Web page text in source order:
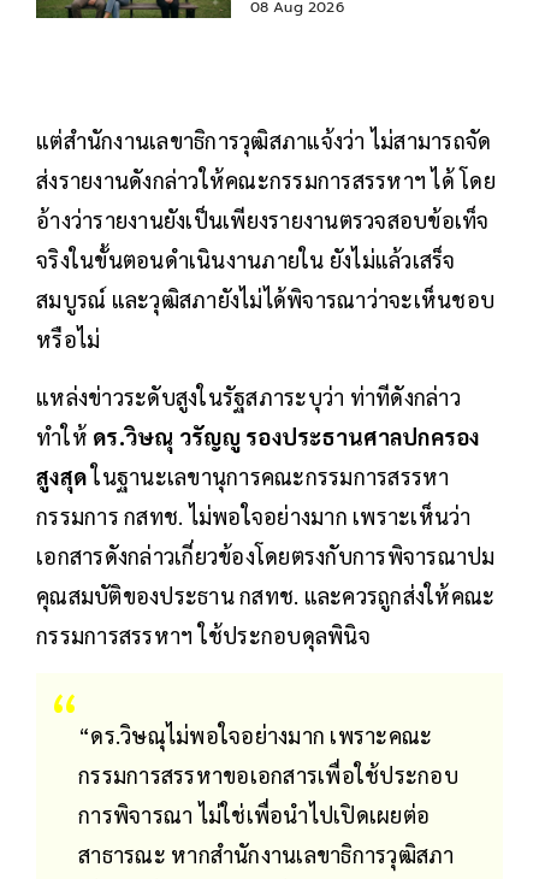
08 Aug 2026
แต่สำนักงานเลขาธิการวุฒิสภาแจ้งว่า ไม่สามารถจัด
ส่งรายงานดังกล่าวให้คณะกรรมการสรรหาฯ ได้ โดย
อ้างว่ารายงานยังเป็นเพียงรายงานตรวจสอบข้อเท็จ
จริงในขั้นตอนดำเนินงานภายใน ยังไม่แล้วเสร็จ
สมบูรณ์ และวุฒิสภายังไม่ได้พิจารณาว่าจะเห็นชอบ
หรือไม่
แหล่งข่าวระดับสูงในรัฐสภาระบุว่า ท่าทีดังกล่าว
ทำให้ ดร.วิษณุ วรัญญู รองประธานศาลปกครอง
สูงสุดในฐานะเลขานุการคณะกรรมการสรรหา
กรรมการ กสทช. ไม่พอใจอย่างมาก เพราะเห็นว่า
เอกสารดังกล่าวเกี่ยวข้องโดยตรงกับการพิจารณาปม
คุณสมบัติของประธาน กสทช. และควรถูกส่งให้คณะ
กรรมการสรรหาฯ ใช้ประกอบดุลพินิจ
“ดร.วิษณุไม่พอใจอย่างมาก เพราะคณะ
กรรมการสรรหาขอเอกสารเพื่อใช้ประกอบ
การพิจารณา ไม่ใช่เพื่อนำไปเปิดเผยต่อ
สาธารณะ หากสำนักงานเลขาธิการวุฒิสภา